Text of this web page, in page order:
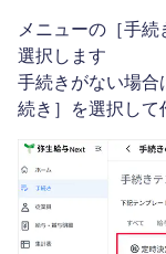
メニューの［手
選択します
手続きがない場
続き］を選択して